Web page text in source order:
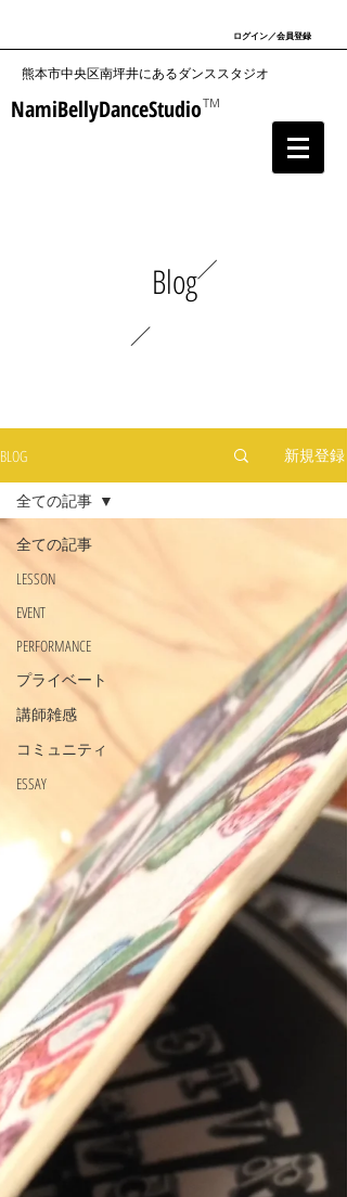
ログイン／会員登録
​熊本市中央区南坪井にあるダンススタジオ
NamiBellyDanceStudioTM
Blog
BLOG 新規登録
全ての記事
LESSON
EVENT
PERFORMANCE
プライベート
講師雑感
コミュニティ
ESSAY
全ての記事